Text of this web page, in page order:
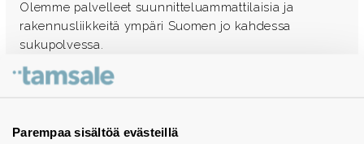
Parempaa sisältöä evästeillä
Olemme palvelleet suunnitteluammattilaisia ja
rakennusliikkeitä ympäri Suomen jo kahdessa
sukupolvessa.
Ota yhteyttä - autamme mielellämme
Tuotekuvastot